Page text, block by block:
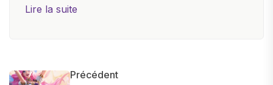
plus jeune âge. Mon amour pour l'univers
et bien d'autres gadgets technologiques. Armé
Lire la suite
Précédent